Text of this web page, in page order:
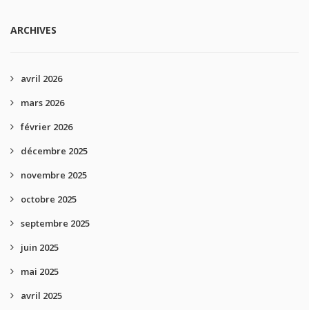
ARCHIVES
avril 2026
mars 2026
février 2026
décembre 2025
novembre 2025
octobre 2025
septembre 2025
juin 2025
mai 2025
avril 2025